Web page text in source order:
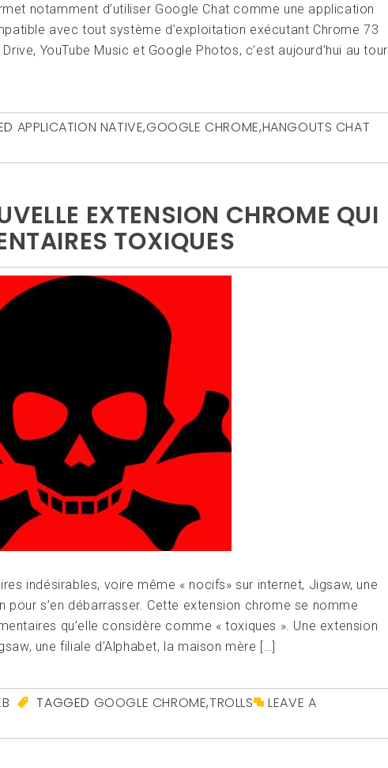
notamment d’utiliser Google Chat comme une application
avec tout système d’exploitation exécutant Chrome 73
YouTube Music et Google Photos, c’est aujourd’hui au tour
APPLICATION NATIVE,GOOGLE CHROME,HANGOUTS CHAT
EXTENSION CHROME QUI
TOXIQUES
indésirables, voire même « nocifs» sur internet, Jigsaw, une
pour s’en débarrasser. Cette extension chrome se nomme
qu’elle considère comme « toxiques ». Une extension
une filiale d’Alphabet, la maison mère […]
TAGGED GOOGLE CHROME,TROLLS
LEAVE A